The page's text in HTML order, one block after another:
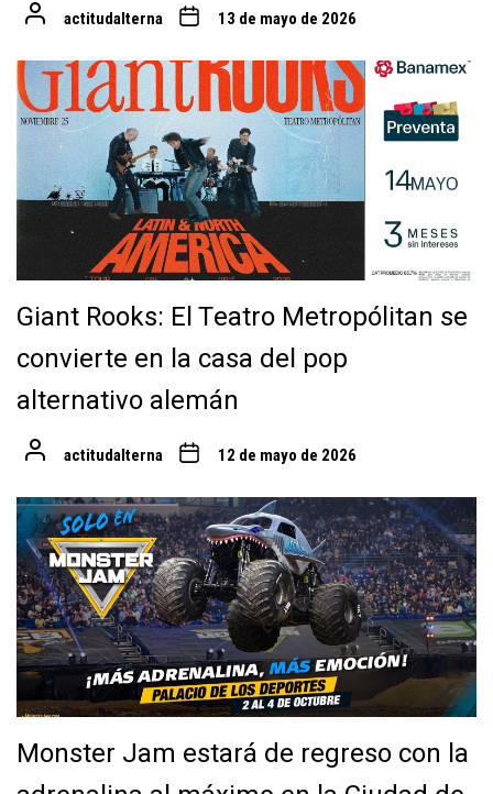
actitudalterna 13 de mayo de 2026
Giant Rooks: El Teatro Metropólitan se
convierte en la casa del pop
alternativo alemán
actitudalterna 12 de mayo de 2026
Monster Jam estará de regreso con la